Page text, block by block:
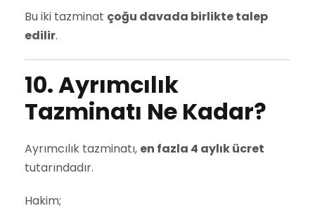
Bu iki tazminat çoğu davada birlikte talep
edilir.
10. Ayrımcılık
Tazminatı Ne Kadar?
Ayrımcılık tazminatı, en fazla 4 aylık ücret
tutarındadır.
Hakim;